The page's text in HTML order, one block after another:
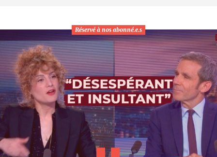
Réservé à nos abonné.e.s